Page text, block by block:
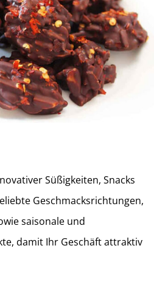
Süßigkeiten, Snacks
Geschmacksrichtungen,
saisonale und
damit Ihr Geschäft attraktiv